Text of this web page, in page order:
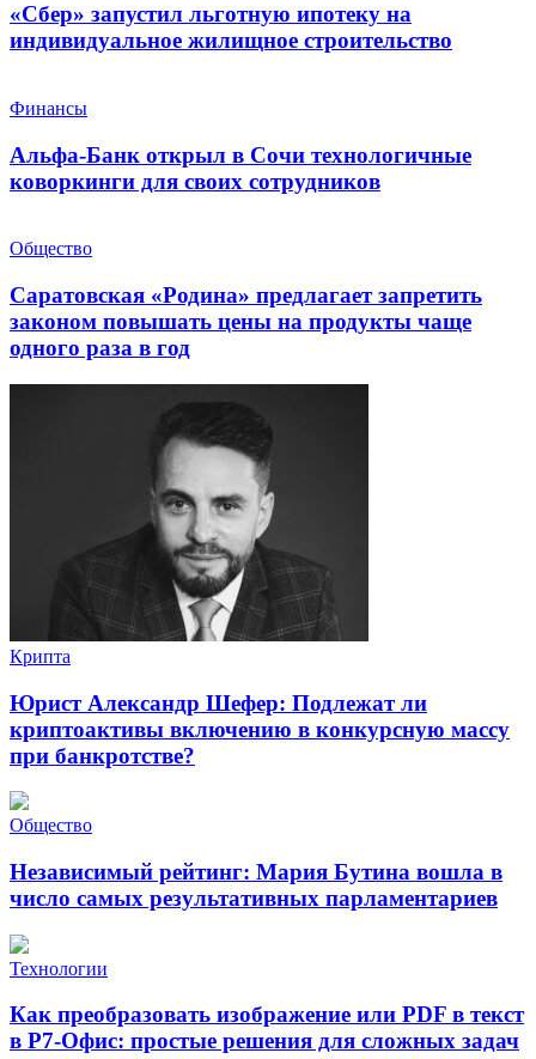
«Сбер» запустил льготную ипотеку на
индивидуальное жилищное строительство
Финансы
Альфа-Банк открыл в Сочи технологичные
коворкинги для своих сотрудников
Общество
Саратовская «Родина» предлагает запретить
законом повышать цены на продукты чаще
одного раза в год
Крипта
Юрист Александр Шефер: Подлежат ли
криптоактивы включению в конкурсную массу
при банкротстве?
Общество
Независимый рейтинг: Мария Бутина вошла в
число самых результативных парламентариев
Технологии
Как преобразовать изображение или PDF в текст
в Р7-Офис: простые решения для сложных задач